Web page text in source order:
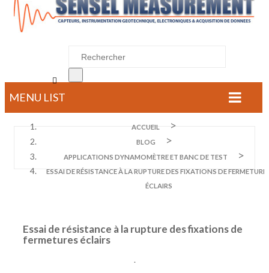

MENU LIST
ACCUEIL
BLOG
APPLICATIONS DYNAMOMÈTRE ET BANC DE TEST
ESSAI DE RÉSISTANCE À LA RUPTURE DES FIXATIONS DE
ÉCLAIRS
Essai de résistance à la rupture des fixations de
fermetures éclairs
.